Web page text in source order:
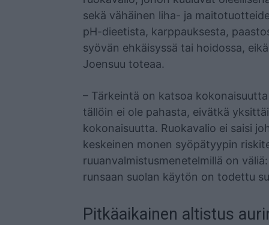
sekä vähäinen liha- ja
pH-dieetista, karppauksesta,
syövän ehkäisyssä tai hoidossa,
Joensuu toteaa.
– Tärkeintä on katsoa
tällöin ei ole pahasta, eivätkä
kokonaisuutta. Ruokavalio ei saisi
keskeinen monen syöpätyypin
ruuanvalmistusmenetelmillä on
runsaan suolan käytön on todettu
Pitkäaikainen altistus